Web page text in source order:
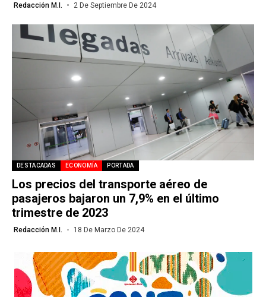
Redacción M.I. 2 De Septiembre De 2024
DESTACADAS ECONOMÍA PORTADA
Los precios del transporte aéreo de
pasajeros bajaron un 7,9% en el último
trimestre de 2023
Redacción M.I. 18 De Marzo De 2024